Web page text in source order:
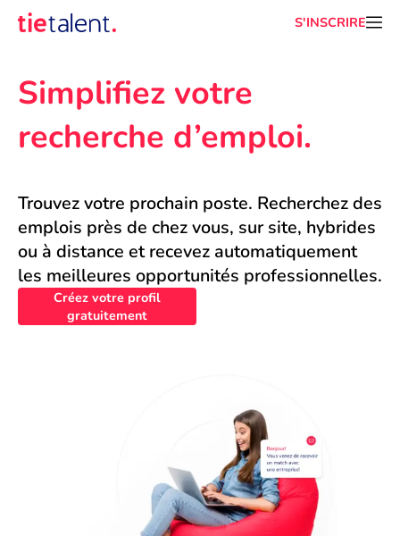
S'INSCRIRE
Simplifiez votre
recherche d’emploi.
Trouvez votre prochain poste. Recherchez des
emplois près de chez vous, sur site, hybrides
ou à distance et recevez automatiquement
les meilleures opportunités professionnelles.
Créez votre profil
gratuitement